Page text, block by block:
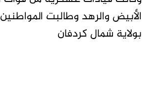
الأبيض والرهد وطالبت
بولاية شمال كردفان